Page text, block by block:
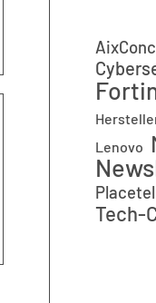
Lenovo
Placetel
Tech-